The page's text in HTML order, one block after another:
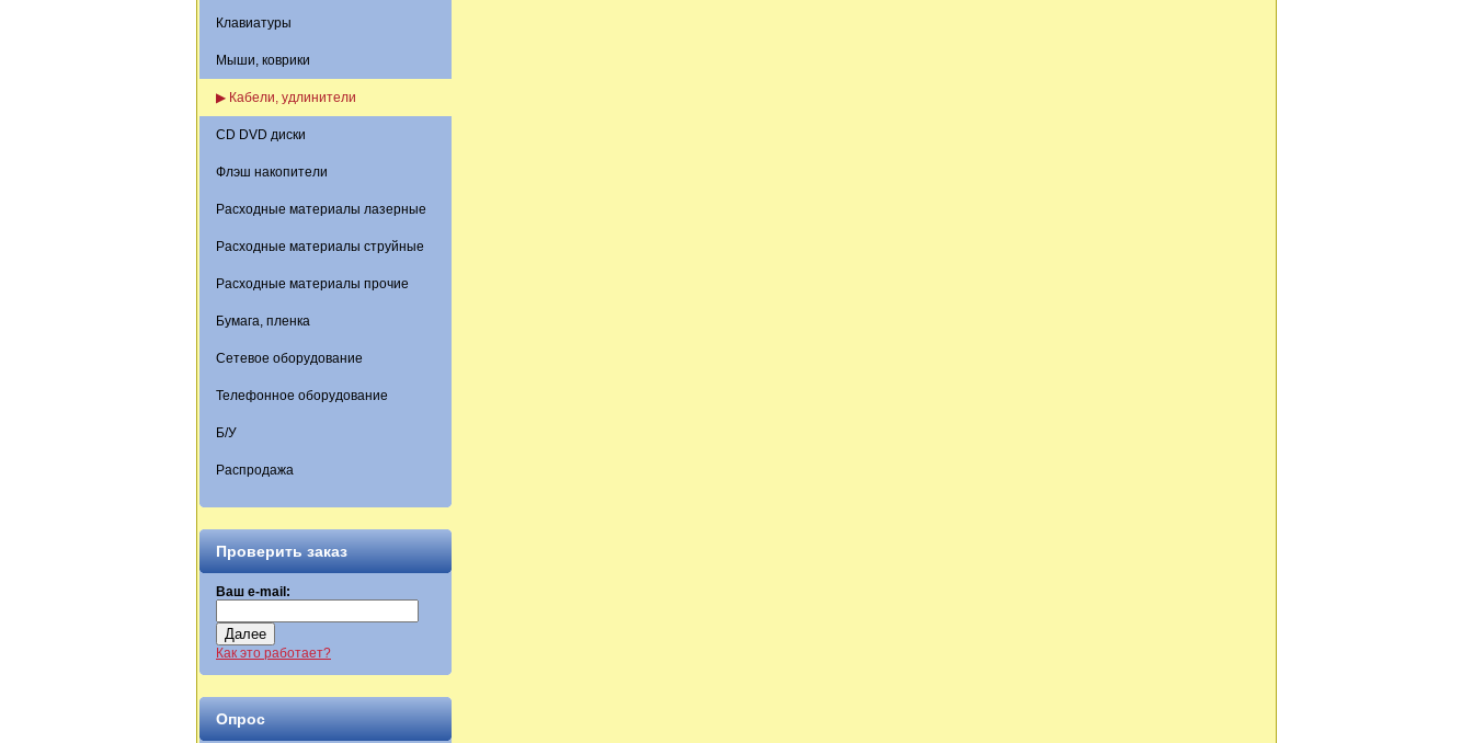
Клавиатуры
Мыши, коврики
▶ Кабели, удлинители
CD DVD диски
Флэш накопители
Расходные материалы лазерные
Расходные материалы струйные
Расходные материалы прочие
Бумага, пленка
Сетевое оборудование
Телефонное оборудование
Б/У
Распродажа
Проверить заказ
Ваш e-mail:
Далее
Как это работает?
Опрос